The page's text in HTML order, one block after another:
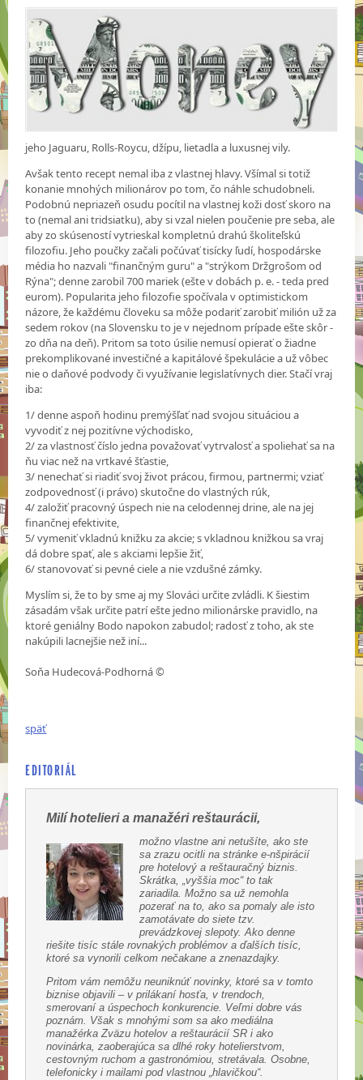
jeho Jaguaru, Rolls-Roycu, džípu, lietadla a luxusnej vily.
Avšak tento recept nemal iba z vlastnej hlavy. Všímal si totiž
konanie mnohých milionárov po tom, čo náhle schudobneli.
Podobnú nepriazeň osudu pocítil na vlastnej koži dosť skoro na
to (nemal ani tridsiatku), aby si vzal nielen poučenie pre seba, ale
aby zo skúseností vytrieskal kompletnú drahú školiteľskú
filozofiu. Jeho poučky začali počúvať tisícky ľudí, hospodárske
média ho nazvali "finančným guru" a "strýkom Držgrošom od
Rýna"; denne zarobil 700 mariek (ešte v dobách p. e. - teda pred
eurom). Popularita jeho filozofie spočívala v optimistickom
názore, že každému človeku sa môže podariť zarobiť milión už za
sedem rokov (na Slovensku to je v nejednom prípade ešte skôr -
zo dňa na deň). Pritom sa toto úsilie nemusí opierať o žiadne
prekomplikované investičné a kapitálové špekulácie a už vôbec
nie o daňové podvody či využívanie legislatívnych dier. Stačí vraj
iba:
1/ denne aspoň hodinu premýšľať nad svojou situáciou a
vyvodiť z nej pozitívne východisko,
2/ za vlastnosť číslo jedna považovať vytrvalosť a spoliehať sa na
ňu viac než na vrtkavé šťastie,
3/ nenechať si riadiť svoj život prácou, firmou, partnermi; vziať
zodpovednosť (i právo) skutočne do vlastných rúk,
4/ založiť pracovný úspech nie na celodennej drine, ale na jej
finančnej efektivite,
5/ vymeniť vkladnú knižku za akcie; s vkladnou knižkou sa vraj
dá dobre spať, ale s akciami lepšie žiť,
6/ stanovovať si pevné ciele a nie vzdušné zámky.
Myslím si, že to by sme aj my Slováci určite zvládli. K šiestim
zásadám však určite patrí ešte jedno milionárske pravidlo, na
ktoré geniálny Bodo napokon zabudol; radosť z toho, ak ste
nakúpili lacnejšie než iní...
Soňa Hudecová-Podhorná ©
späť
EDITORIÁL
Milí hotelieri a manažéri reštaurácii,
možno vlastne ani netušíte, ako ste
sa zrazu ocitli na stránke e-nšpirácií
pre hotelový a reštauračný biznis.
Skrátka, „vyššia moc“ to tak
zariadila. Možno sa už nemohla
pozerať na to, ako sa pomaly ale isto
zamotávate do siete tzv.
prevádzkovej slepoty. Ako denne
riešite tisíc stále rovnakých problémov a ďalších tisíc,
ktoré sa vynorili celkom nečakane a znenazdajky.
Pritom vám nemôžu neuniknúť novinky, ktoré sa v tomto
biznise objavili – v prilákaní hosťa, v trendoch,
smerovaní a úspechoch konkurencie. Veľmi dobre vás
poznám. Však s mnohými som sa ako mediálna
manažérka Zväzu hotelov a reštaurácií SR i ako
novinárka, zaoberajúca sa dlhé roky hotelierstvom,
cestovným ruchom a gastronómiou, stretávala. Osobne,
telefonicky i mailami pod vlastnou „hlavičkou“.